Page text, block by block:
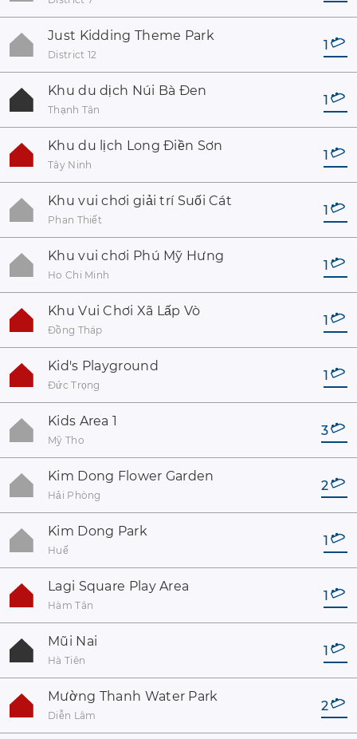
Just Kidding Theme Park
District 12
1
Khu du dịch Núi Bà Đen
Thạnh Tân
1
Khu du lịch Long Điền Sơn
Tây Ninh
1
Khu vui chơi giải trí Suối Cát
Phan Thiết
1
Khu vui chơi Phú Mỹ Hưng
Ho Chi Minh
1
Khu Vui Chơi Xã Lấp Vò
Đồng Tháp
1
Kid's Playground
Đức Trọng
1
Kids Area 1
Mỹ Tho
3
Kim Dong Flower Garden
Hải Phòng
2
Kim Dong Park
Huế
1
Lagi Square Play Area
Hàm Tân
1
Mũi Nai
Hà Tiên
1
Mường Thanh Water Park
Diễn Lâm
2